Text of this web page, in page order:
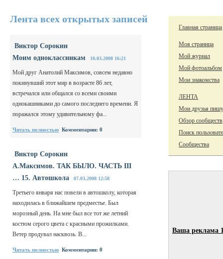
Лента всех открытых записей
Виктор Сорокин
Моим одноклассникам 10.03.2008 16:21
Мой друг Анатолий Максимов, совсем недавно
покинувший этот мир в возрасте 86 лет,
встречался или общался со всеми своими
однокашниками до самого последнего времени. Я
поражался этому удивительному фа...
Читать полностью Комментарии: 0
Виктор Сорокин
А.Максимов. ТАК БЫЛО. ЧАСТЬ III
… 15. Автошкола 07.03.2008 12:58
Третьего января нас повели в автошколу, которая
находилась в ближайшем предместье. Был
морозный день. На мне был все тот же летний
костюм серого цвета с красными прожилками.
Ветер продувал насквозь. В...
Читать полностью Комментарии: 0
Главная страница
Моя страница
Мой журнал
Мой фотоальбом
Мои знакомства
ЛЕНТА
Мои друзья
Обзор сообществ
Поиск
Сообщества
Ваша реклама